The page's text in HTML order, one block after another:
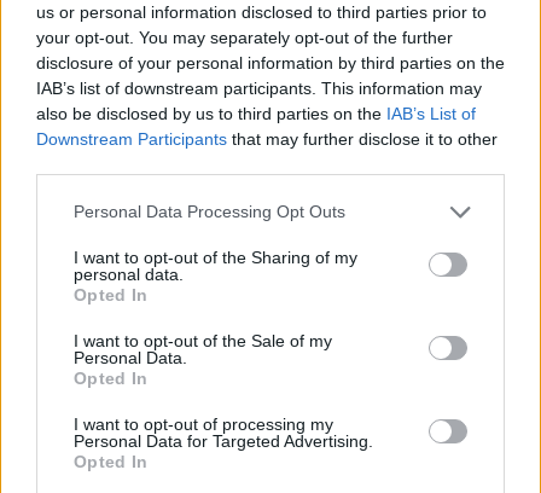
us or personal information disclosed to third parties prior to
your opt-out. You may separately opt-out of the further
disclosure of your personal information by third parties on the
IAB’s list of downstream participants. This information may
also be disclosed by us to third parties on the IAB’s List of
Downstream Participants that may further disclose it to other
Personal Data Processing Opt Outs
I want to opt-out of the Sharing of my
personal data.
Opted In
I want to opt-out of the Sale of my
Personal Data.
Opted In
I want to opt-out of processing my
Personal Data for Targeted Advertising.
Opted In
Edgar Reis e Daniel Silva vão estar na Baja TT Norte
de Portugal com carros da categoria T3. Edgar Reis
será acompanhado por Fábio Ribeiro e vai conduzir
de novo o Taurus, já Daniel Silva tem como navegador
ao campeão nacional Tiago Reis que vai a competição
com a Toyota Hilux T1+.
A quarta prova do CPTT começa na sexta-feira com a
realização do Prólogo e da cerimónia de partida. Os
Setores Seletivos são disputados no sábado e
domingo.